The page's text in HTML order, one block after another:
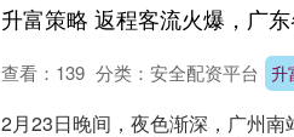
升
查看： 139 分类： 安全配资平台
2月23日晚间，夜色渐深，广州